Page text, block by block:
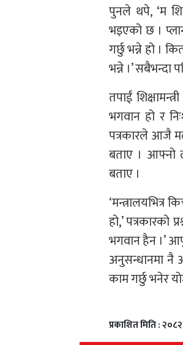
पुनले थपे, ‘म
भइएको छ ।
गर्छु भन्ने हो ।
भन्ने ।’ सबैभन्दा
तपाईं
भगवान हो र
पत्रकारले आजै
बताए । आफ्नो
बताए ।
हो,’ पत्रकारको
भगवान हैन ।’
अनुसन्धानमा नै
काम गर्छु भनेर
प्रकाशित मिति :